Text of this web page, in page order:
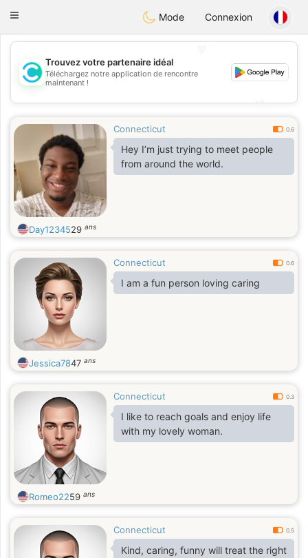
olombiaCitas
Toggle
Mode Connexion
💖
💕
Trouvez votre partenaire idéal
Téléchargez notre application de rencontre
maintenant !
Connecticut 0.6
Hey I’m just trying to meet people
from around the world.
Day1234529 ans
Connecticut 0.6
I am a fun person loving caring
Jessica7847 ans
Connecticut 0.3
I like to reach goals and enjoy life
with my lovely woman.
Romeo2259 ans
Connecticut 0.5
Kind, caring, funny will treat the right